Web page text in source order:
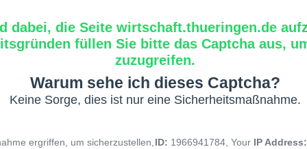
dabei, die Seite wirtschaft.thueringen.de
füllen Sie bitte das Captcha aus,
zuzugreifen.
Warum sehe ich dieses Captcha?
Keine Sorge, dies ist nur eine Sicherheitsmaßnahme.
ergriffen, um sicherzustellen, ID: 1966941784, Your IP